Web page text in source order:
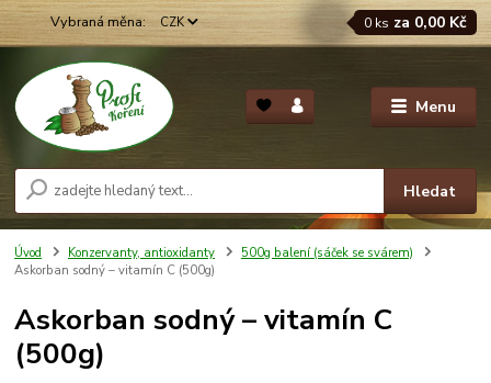
Menu
CZK
Hledat
0 ks za 0,00 Kč
Úvod Konzervanty, antioxidanty
500g balení (sáček se svárem)
Askorban sodný – vitamín C (500g)
Askorban sodný – vitamín C
(500g)